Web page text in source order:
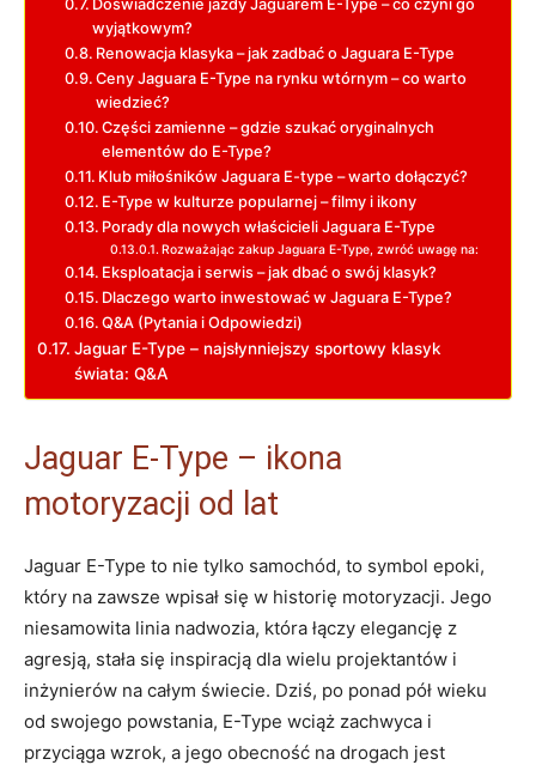
Doświadczenie jazdy Jaguarem⁤ E-Type‍ – co‌ czyni ‍go
wyjątkowym?
Renowacja ​klasyka – jak zadbać ⁤o Jaguara ⁣E-Type
Ceny Jaguara E-Type ​na rynku wtórnym –​ co ‌warto
wiedzieć?
Części​ zamienne –‌ gdzie szukać oryginalnych
‍elementów do E-Type?
Klub miłośników Jaguara E-type – warto dołączyć?
E-Type ​w kulturze popularnej –⁢ filmy i ikony
Porady dla nowych właścicieli ‍Jaguara E-Type
Rozważając‍ zakup ​Jaguara‍ E-Type, zwróć uwagę na:
Eksploatacja i ​serwis – jak dbać o​ swój klasyk?
Dlaczego warto inwestować w Jaguara ⁤E-Type?
Q&A (Pytania i Odpowiedzi)
Jaguar ⁢E-Type – najsłynniejszy sportowy ⁢klasyk
świata: Q&A
Jaguar‍ E-Type – ikona
motoryzacji ​od ⁤lat
Jaguar E-Type‌ to nie​ tylko samochód, to​ symbol epoki,
który na zawsze‍ wpisał ‌się w historię⁢ motoryzacji. Jego
niesamowita​ linia nadwozia,⁢ która łączy⁢ elegancję z
agresją, stała się inspiracją dla wielu⁤ projektantów i
inżynierów na całym świecie. Dziś,⁢ po ponad​ pół wieku⁤
od swojego powstania, E-Type wciąż ⁤zachwyca i
przyciąga wzrok, a jego obecność na drogach jest